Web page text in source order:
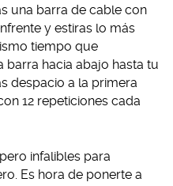
una barra de cable con
y estiras lo más
tiempo que
barra hacia abajo hasta tu
despacio a la primera
12 repeticiones cada
infalibles para
Es hora de ponerte a